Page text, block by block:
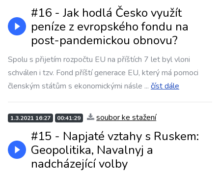
#16 - Jak hodlá Česko využít
peníze z evropského fondu na
post-pandemickou obnovu?
Spolu s přijetím rozpočtu EU na příštích 7 let byl vloni
schválen i tzv. Fond příští generace EU, který má pomoci
členským státům s ekonomickými násle ... číst dále
1.3.2021 16:27 00:41:29 soubor ke stažení
#15 - Napjaté vztahy s Ruskem:
Geopolitika, Navalnyj a
nadcházející volby